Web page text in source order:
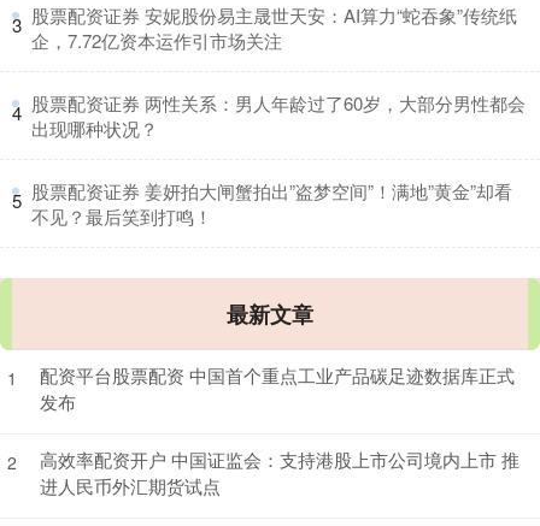
3 ​股票配资证券 安妮股份易主晟世天安：AI算力“蛇吞象”传统纸
企，7.72亿资本运作引市场关注
4 ​股票配资证券 两性关系：男人年龄过了60岁，大部分男性都会
出现哪种状况？
5 ​股票配资证券 姜妍拍大闸蟹拍出”盗梦空间”！满地”黄金”却看
不见？最后笑到打鸣！
最新文章
1
配资平台股票配资 中国首个重点工业产品碳足迹数据库正式
发布
2
高效率配资开户 中国证监会：支持港股上市公司境内上市 推
进人民币外汇期货试点